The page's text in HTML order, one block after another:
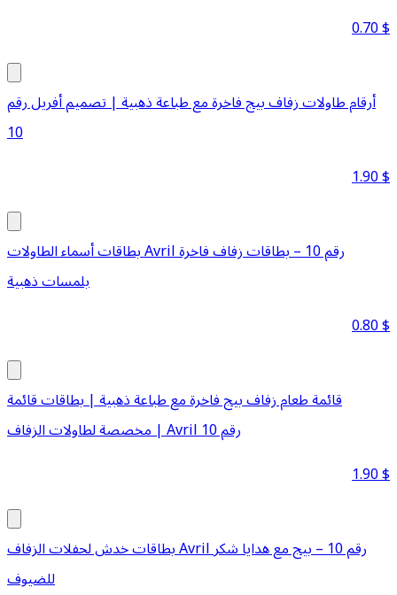
0.70$
أرقام طاولات زفاف بيج فاخرة مع طباعة ذهبية | تصميم أفريل رقم
10
1.90$
بطاقات أسماء الطاولات Avril رقم 10 – بطاقات زفاف فاخرة
بلمسات ذهبية
0.80$
قائمة طعام زفاف بيج فاخرة مع طباعة ذهبية | بطاقات قائمة
مخصصة لطاولات الزفاف | Avril رقم 10
1.90$
بطاقات خدش لحفلات الزفاف Avril رقم 10 – بيج مع هدايا شكر
للضيوف